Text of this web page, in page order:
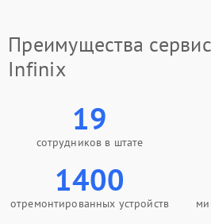
Преимущества
Infinix
19
сотрудников в штате
1400
отремонтированных устройств